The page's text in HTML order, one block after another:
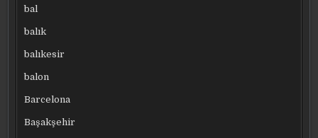
bal
balık
balıkesir
balon
Barcelona
Başakşehir